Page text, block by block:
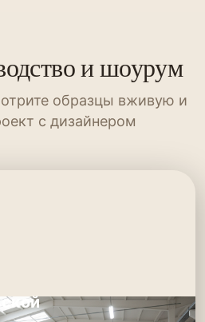
и шоурум
образцы вживую и
с дизайнером